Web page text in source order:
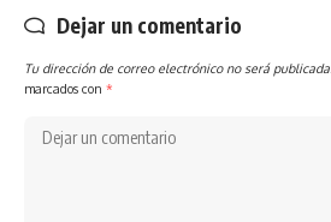
Dejar un comentario
Tu dirección de correo electrónico no será publicada.
marcados con *